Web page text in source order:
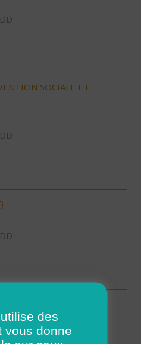
SOCIALE ET
SOCIALE ET
des
vous donne